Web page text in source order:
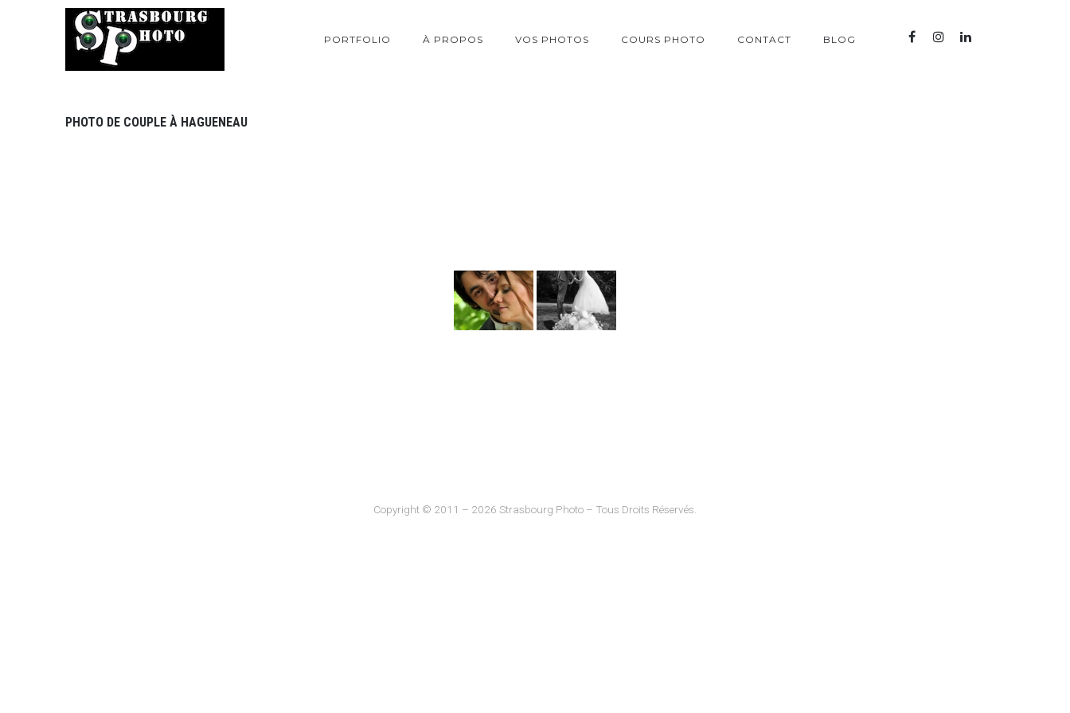
PORTFOLIO À PROPOS VOS PHOTOS COURS PHOTO CONTACT BLOG
PHOTO DE COUPLE À HAGUENEAU
Copyright © 2011 – 2026 Strasbourg Photo – Tous Droits Réservés.